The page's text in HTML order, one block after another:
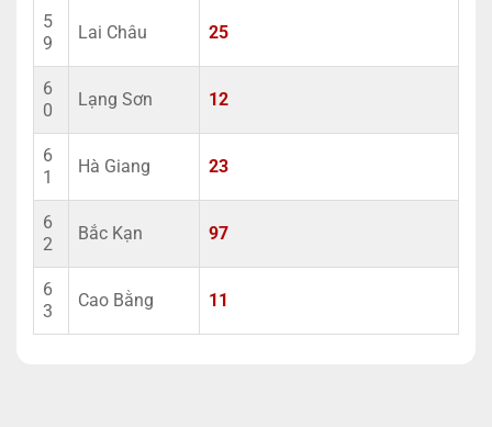
5
9
Lai Châu 25
6
0
Lạng Sơn 12
6
1
Hà Giang 23
6
2
Bắc Kạn 97
6
3
Cao Bằng 11